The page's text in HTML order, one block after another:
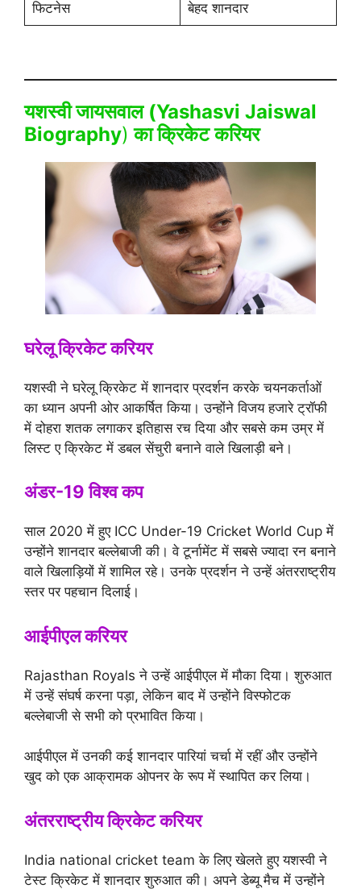
फिटनेस बेहद शानदार
यशस्वी जायसवाल (Yashasvi Jaiswal
Biography) का क्रिकेट करियर
घरेलू क्रिकेट करियर
यशस्वी ने घरेलू क्रिकेट में शानदार प्रदर्शन करके चयनकर्ताओं
का ध्यान अपनी ओर आकर्षित किया। उन्होंने विजय हजारे ट्रॉफी
में दोहरा शतक लगाकर इतिहास रच दिया और सबसे कम उम्र में
लिस्ट ए क्रिकेट में डबल सेंचुरी बनाने वाले खिलाड़ी बने।
अंडर-19 विश्व कप
साल 2020 में हुए ICC Under-19 Cricket World Cup में
उन्होंने शानदार बल्लेबाजी की। वे टूर्नामेंट में सबसे ज्यादा रन बनाने
वाले खिलाड़ियों में शामिल रहे। उनके प्रदर्शन ने उन्हें अंतरराष्ट्रीय
स्तर पर पहचान दिलाई।
आईपीएल करियर
Rajasthan Royals ने उन्हें आईपीएल में मौका दिया। शुरुआत
में उन्हें संघर्ष करना पड़ा, लेकिन बाद में उन्होंने विस्फोटक
बल्लेबाजी से सभी को प्रभावित किया।
आईपीएल में उनकी कई शानदार पारियां चर्चा में रहीं और उन्होंने
खुद को एक आक्रामक ओपनर के रूप में स्थापित कर लिया।
अंतरराष्ट्रीय क्रिकेट करियर
India national cricket team के लिए खेलते हुए यशस्वी ने
टेस्ट क्रिकेट में शानदार शुरुआत की। अपने डेब्यू मैच में उन्होंने